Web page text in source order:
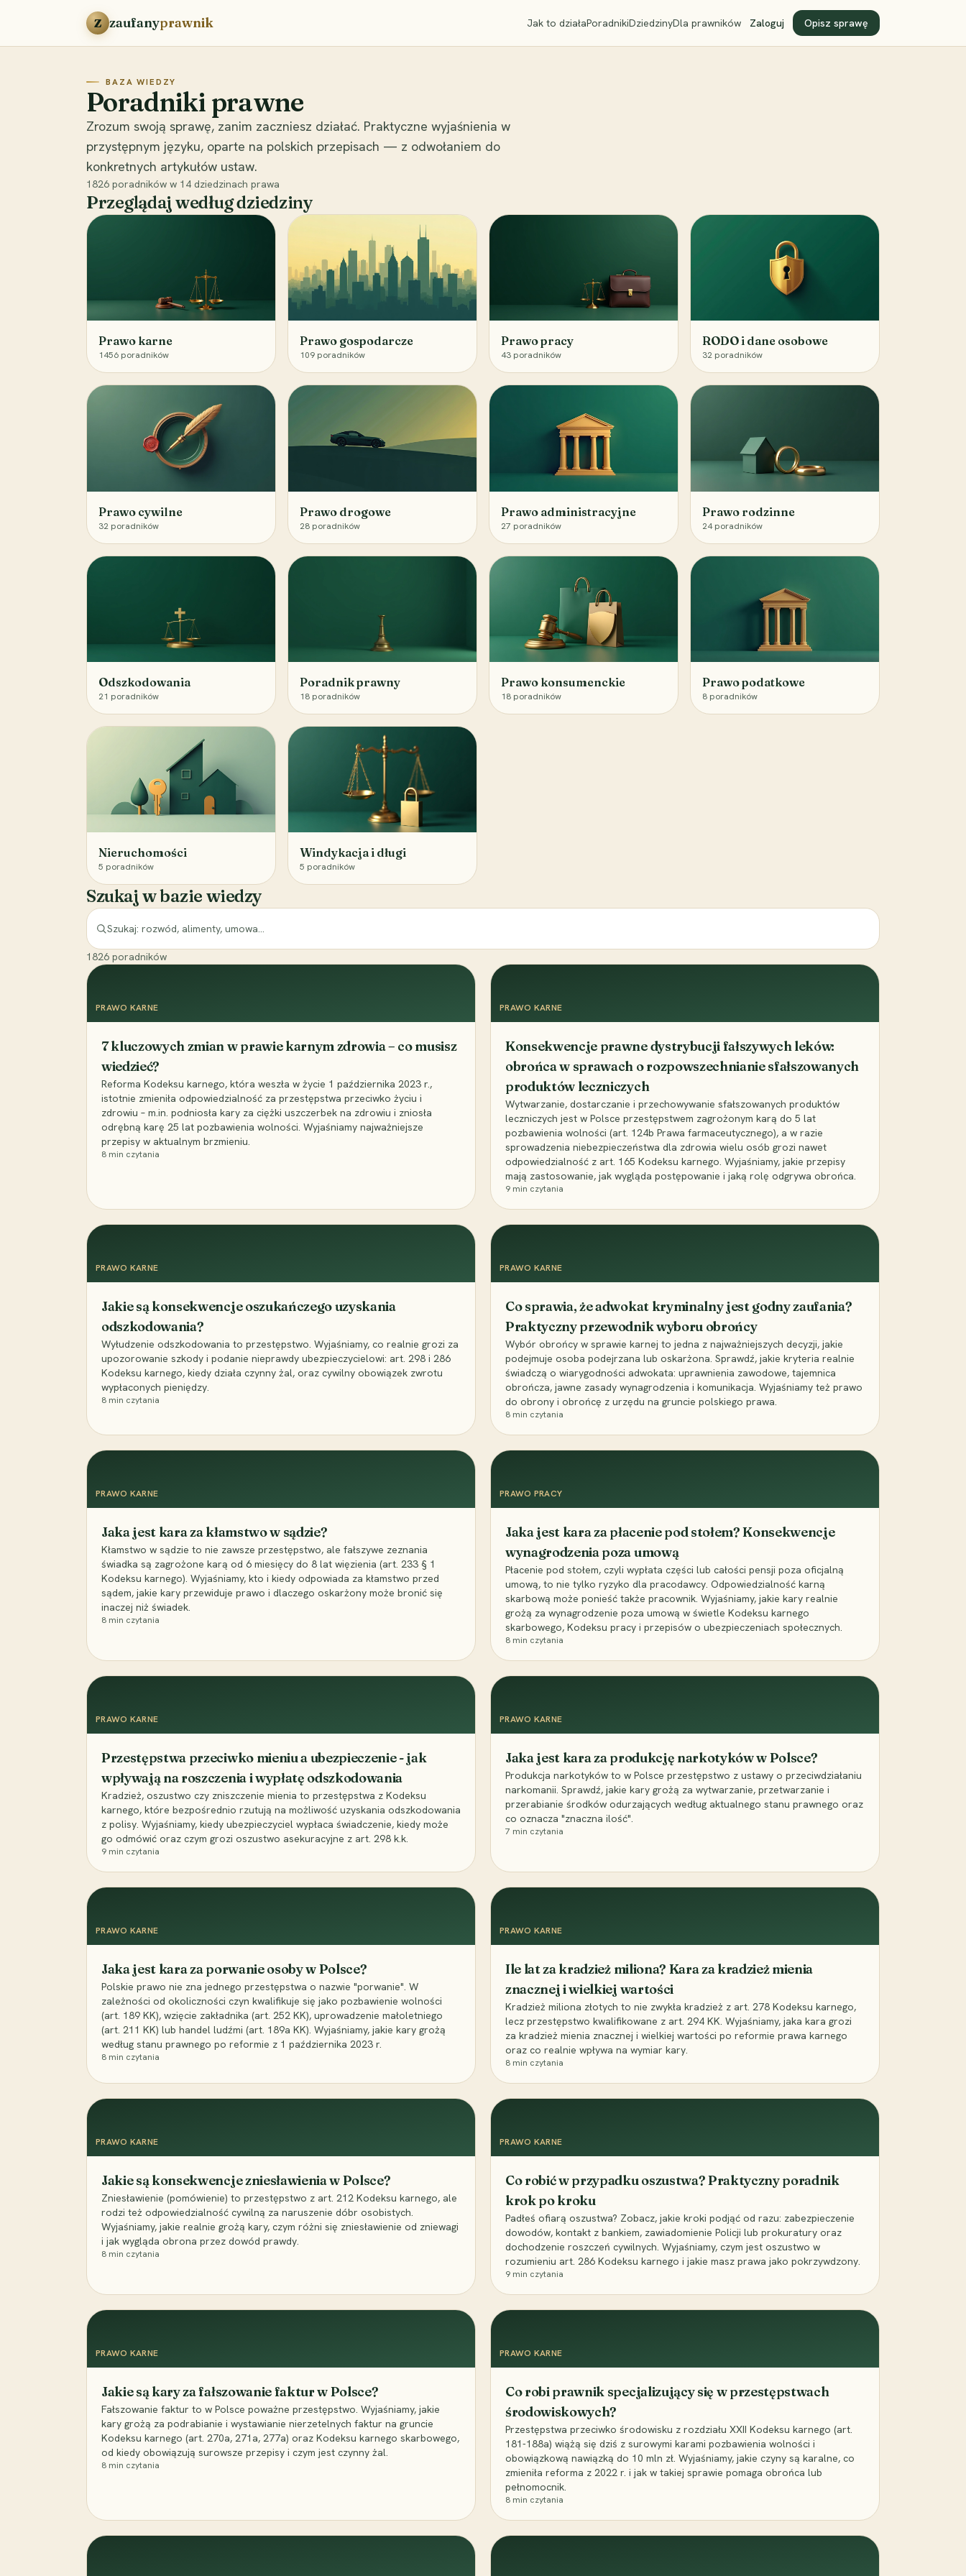
Przejdź do treści
Z zaufanyprawnik Jak to działaPoradnikiDziedzinyDla prawników Zaloguj Opisz sprawę
BAZA WIEDZY
Poradniki prawne
Zrozum swoją sprawę, zanim zaczniesz działać. Praktyczne wyjaśnienia w
przystępnym języku, oparte na polskich przepisach — z odwołaniem do
konkretnych artykułów ustaw.
1826 poradników w 14 dziedzinach prawa
Przeglądaj według dziedziny
Prawo karne
1456 poradników
Prawo gospodarcze
109 poradników
Prawo pracy
43 poradników
RODO i dane osobowe
32 poradników
Prawo cywilne
32 poradników
Prawo drogowe
28 poradników
Prawo administracyjne
27 poradników
Prawo rodzinne
24 poradników
Odszkodowania
21 poradników
Poradnik prawny
18 poradników
Prawo konsumenckie
18 poradników
Prawo podatkowe
8 poradników
Nieruchomości
5 poradników
Windykacja i długi
5 poradników
Szukaj w bazie wiedzy
1826 poradników
PRAWO KARNE
7 kluczowych zmian w prawie karnym zdrowia – co musisz
wiedzieć?
Reforma Kodeksu karnego, która weszła w życie 1 października 2023 r.,
istotnie zmieniła odpowiedzialność za przestępstwa przeciwko życiu i
zdrowiu – m.in. podniosła kary za ciężki uszczerbek na zdrowiu i zniosła
odrębną karę 25 lat pozbawienia wolności. Wyjaśniamy najważniejsze
przepisy w aktualnym brzmieniu.
8 min czytania
PRAWO KARNE
Konsekwencje prawne dystrybucji fałszywych leków:
obrońca w sprawach o rozpowszechnianie sfałszowanych
produktów leczniczych
Wytwarzanie, dostarczanie i przechowywanie sfałszowanych produktów
leczniczych jest w Polsce przestępstwem zagrożonym karą do 5 lat
pozbawienia wolności (art. 124b Prawa farmaceutycznego), a w razie
sprowadzenia niebezpieczeństwa dla zdrowia wielu osób grozi nawet
odpowiedzialność z art. 165 Kodeksu karnego. Wyjaśniamy, jakie przepisy
mają zastosowanie, jak wygląda postępowanie i jaką rolę odgrywa obrońca.
9 min czytania
PRAWO KARNE
Jakie są konsekwencje oszukańczego uzyskania
odszkodowania?
Wyłudzenie odszkodowania to przestępstwo. Wyjaśniamy, co realnie grozi za
upozorowanie szkody i podanie nieprawdy ubezpieczycielowi: art. 298 i 286
Kodeksu karnego, kiedy działa czynny żal, oraz cywilny obowiązek zwrotu
wypłaconych pieniędzy.
8 min czytania
PRAWO KARNE
Co sprawia, że adwokat kryminalny jest godny zaufania?
Praktyczny przewodnik wyboru obrońcy
Wybór obrońcy w sprawie karnej to jedna z najważniejszych decyzji, jakie
podejmuje osoba podejrzana lub oskarżona. Sprawdź, jakie kryteria realnie
świadczą o wiarygodności adwokata: uprawnienia zawodowe, tajemnica
obrończa, jawne zasady wynagrodzenia i komunikacja. Wyjaśniamy też prawo
do obrony i obrońcę z urzędu na gruncie polskiego prawa.
8 min czytania
PRAWO KARNE
Jaka jest kara za kłamstwo w sądzie?
Kłamstwo w sądzie to nie zawsze przestępstwo, ale fałszywe zeznania
świadka są zagrożone karą od 6 miesięcy do 8 lat więzienia (art. 233 § 1
Kodeksu karnego). Wyjaśniamy, kto i kiedy odpowiada za kłamstwo przed
sądem, jakie kary przewiduje prawo i dlaczego oskarżony może bronić się
inaczej niż świadek.
8 min czytania
PRAWO PRACY
Jaka jest kara za płacenie pod stołem? Konsekwencje
wynagrodzenia poza umową
Płacenie pod stołem, czyli wypłata części lub całości pensji poza oficjalną
umową, to nie tylko ryzyko dla pracodawcy. Odpowiedzialność karną
skarbową może ponieść także pracownik. Wyjaśniamy, jakie kary realnie
grożą za wynagrodzenie poza umową w świetle Kodeksu karnego
skarbowego, Kodeksu pracy i przepisów o ubezpieczeniach społecznych.
8 min czytania
PRAWO KARNE
Przestępstwa przeciwko mieniu a ubezpieczenie - jak
wpływają na roszczenia i wypłatę odszkodowania
Kradzież, oszustwo czy zniszczenie mienia to przestępstwa z Kodeksu
karnego, które bezpośrednio rzutują na możliwość uzyskania odszkodowania
z polisy. Wyjaśniamy, kiedy ubezpieczyciel wypłaca świadczenie, kiedy może
go odmówić oraz czym grozi oszustwo asekuracyjne z art. 298 k.k.
9 min czytania
PRAWO KARNE
Jaka jest kara za produkcję narkotyków w Polsce?
Produkcja narkotyków to w Polsce przestępstwo z ustawy o przeciwdziałaniu
narkomanii. Sprawdź, jakie kary grożą za wytwarzanie, przetwarzanie i
przerabianie środków odurzających według aktualnego stanu prawnego oraz
co oznacza "znaczna ilość".
7 min czytania
PRAWO KARNE
Jaka jest kara za porwanie osoby w Polsce?
Polskie prawo nie zna jednego przestępstwa o nazwie "porwanie". W
zależności od okoliczności czyn kwalifikuje się jako pozbawienie wolności
(art. 189 KK), wzięcie zakładnika (art. 252 KK), uprowadzenie małoletniego
(art. 211 KK) lub handel ludźmi (art. 189a KK). Wyjaśniamy, jakie kary grożą
według stanu prawnego po reformie z 1 października 2023 r.
8 min czytania
PRAWO KARNE
Ile lat za kradzież miliona? Kara za kradzież mienia
znacznej i wielkiej wartości
Kradzież miliona złotych to nie zwykła kradzież z art. 278 Kodeksu karnego,
lecz przestępstwo kwalifikowane z art. 294 KK. Wyjaśniamy, jaka kara grozi
za kradzież mienia znacznej i wielkiej wartości po reformie prawa karnego
oraz co realnie wpływa na wymiar kary.
8 min czytania
PRAWO KARNE
Jakie są konsekwencje zniesławienia w Polsce?
Zniesławienie (pomówienie) to przestępstwo z art. 212 Kodeksu karnego, ale
rodzi też odpowiedzialność cywilną za naruszenie dóbr osobistych.
Wyjaśniamy, jakie realnie grożą kary, czym różni się zniesławienie od zniewagi
i jak wygląda obrona przez dowód prawdy.
8 min czytania
PRAWO KARNE
Co robić w przypadku oszustwa? Praktyczny poradnik
krok po kroku
Padłeś ofiarą oszustwa? Zobacz, jakie kroki podjąć od razu: zabezpieczenie
dowodów, kontakt z bankiem, zawiadomienie Policji lub prokuratury oraz
dochodzenie roszczeń cywilnych. Wyjaśniamy, czym jest oszustwo w
rozumieniu art. 286 Kodeksu karnego i jakie masz prawa jako pokrzywdzony.
9 min czytania
PRAWO KARNE
Jakie są kary za fałszowanie faktur w Polsce?
Fałszowanie faktur to w Polsce poważne przestępstwo. Wyjaśniamy, jakie
kary grożą za podrabianie i wystawianie nierzetelnych faktur na gruncie
Kodeksu karnego (art. 270a, 271a, 277a) oraz Kodeksu karnego skarbowego,
od kiedy obowiązują surowsze przepisy i czym jest czynny żal.
8 min czytania
PRAWO KARNE
Co robi prawnik specjalizujący się w przestępstwach
środowiskowych?
Przestępstwa przeciwko środowisku z rozdziału XXII Kodeksu karnego (art.
181-188a) wiążą się dziś z surowymi karami pozbawienia wolności i
obowiązkową nawiązką do 10 mln zł. Wyjaśniamy, jakie czyny są karalne, co
zmieniła reforma z 2022 r. i jak w takiej sprawie pomaga obrońca lub
pełnomocnik.
8 min czytania